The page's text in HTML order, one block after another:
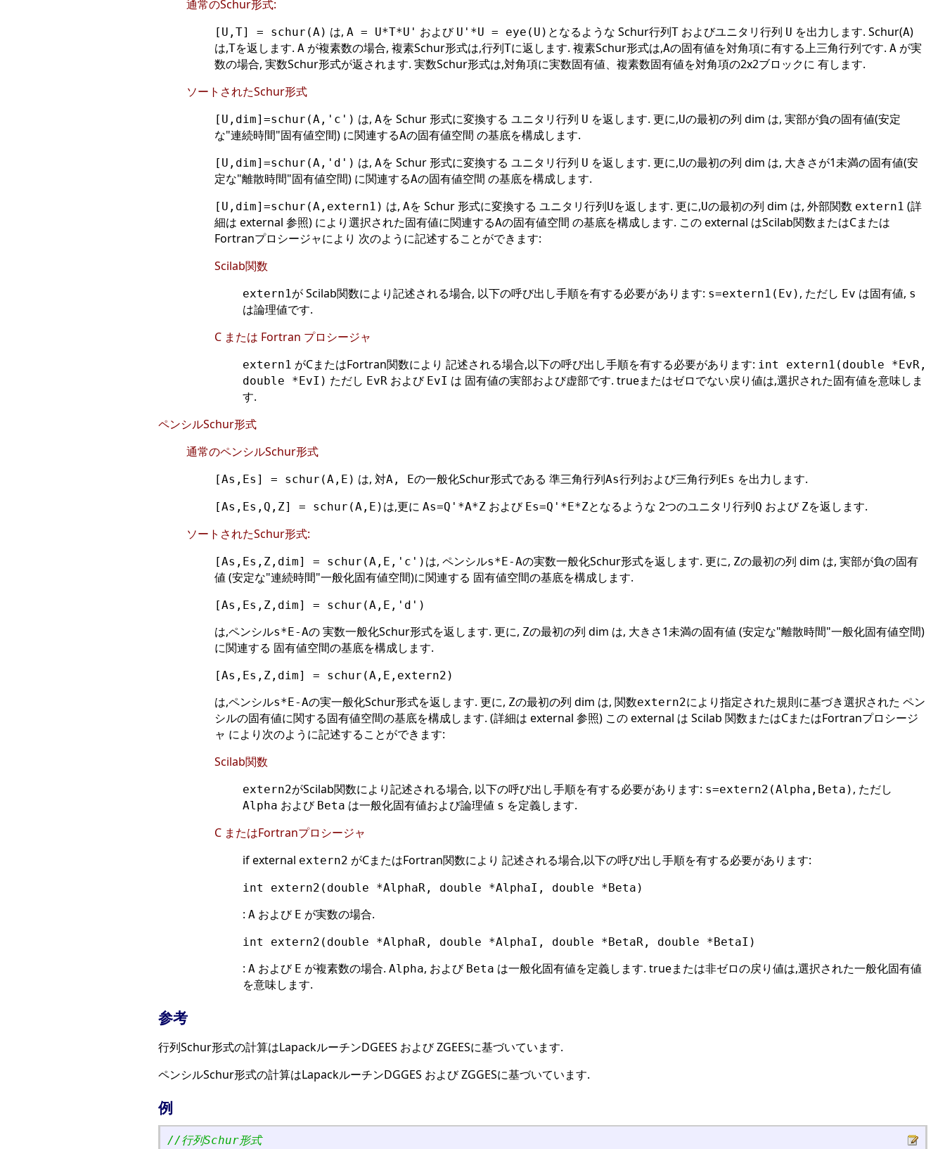
通常のSchur形式:
[U,T] = schur(A) は, A = U*T*U' および U'*U = eye(U) となるような Schur行列T およびユニタリ行列 U を出力します. Schur(A)
は,Tを返します. A が複素数の場合, 複素Schur形式は,行列Tに返します. 複素Schur形式は,Aの固有値を対角項に有する上三角行列です. A が実
数の場合, 実数Schur形式が返されます. 実数Schur形式は,対角項に実数固有値、複素数固有値を対角項の2x2ブロックに 有します.
ソートされたSchur形式
[U,dim]=schur(A,'c') は, Aを Schur 形式に変換する ユニタリ行列 U を返します. 更に,Uの最初の列 dim は, 実部が負の固有値(安定
な"連続時間"固有値空間) に関連するAの固有値空間 の基底を構成します.
[U,dim]=schur(A,'d') は, Aを Schur 形式に変換する ユニタリ行列 U を返します. 更に,Uの最初の列 dim は, 大きさが1未満の固有値(安
定な"離散時間"固有値空間) に関連するAの固有値空間 の基底を構成します.
[U,dim]=schur(A,extern1) は, Aを Schur 形式に変換する ユニタリ行列Uを返します. 更に,Uの最初の列 dim は, 外部関数 extern1 (詳
細は external 参照) により選択された固有値に関連するAの固有値空間 の基底を構成します. この external はScilab関数またはCまたは
Fortranプロシージャにより 次のように記述することができます:
Scilab関数
extern1が Scilab関数により記述される場合, 以下の呼び出し手順を有する必要があります: s=extern1(Ev) , ただし Ev は固有値, s
は論理値です.
C または Fortran プロシージャ
extern1 がCまたはFortran関数により 記述される場合,以下の呼び出し手順を有する必要があります: int extern1(double *EvR,
double *EvI) ただし EvR および EvI は 固有値の実部および虚部です. trueまたはゼロでない戻り値は,選択された固有値を意味しま
す.
ペンシルSchur形式
通常のペンシルSchur形式
[As,Es] = schur(A,E) は, 対A, Eの一般化Schur形式である 準三角行列As行列および三角行列 Es を出力します.
[As,Es,Q,Z] = schur(A,E) は,更に As=Q'*A*Z および Es=Q'*E*Zとなるような 2つのユニタリ行列Q および Zを返します.
ソートされたSchur形式:
[As,Es,Z,dim] = schur(A,E,'c') は, ペンシルs*E-Aの実数一般化Schur形式を返します. 更に, Zの最初の列 dim は, 実部が負の固有
値 (安定な"連続時間"一般化固有値空間)に関連する 固有値空間の基底を構成します.
[As,Es,Z,dim] = schur(A,E,'d')
は,ペンシルs*E-Aの 実数一般化Schur形式を返します. 更に, Zの最初の列 dim は, 大きさ1未満の固有値 (安定な"離散時間"一般化固有値空間)
に関連する 固有値空間の基底を構成します.
[As,Es,Z,dim] = schur(A,E,extern2)
は,ペンシルs*E-Aの実一般化Schur形式を返します. 更に, Zの最初の列 dim は, 関数extern2により指定された規則に基づき選択された ペン
シルの固有値に関する固有値空間の基底を構成します. (詳細は external 参照) この external は Scilab 関数またはCまたはFortranプロシージ
ャ により次のように記述することができます:
Scilab関数
extern2がScilab関数により記述される場合, 以下の呼び出し手順を有する必要があります: s=extern2(Alpha,Beta) , ただし
Alpha および Beta は一般化固有値および論理値 s を定義します.
C またはFortranプロシージャ
if external extern2 がCまたはFortran関数により 記述される場合,以下の呼び出し手順を有する必要があります:
int extern2(double *AlphaR, double *AlphaI, double *Beta)
: A および E が実数の場合.
int extern2(double *AlphaR, double *AlphaI, double *BetaR, double *BetaI)
: A および E が複素数の場合. Alpha, および Beta は一般化固有値を定義します. trueまたは非ゼロの戻り値は,選択された一般化固有値
を意味します.
参考
行列Schur形式の計算はLapackルーチンDGEES および ZGEESに基づいています.
ペンシルSchur形式の計算はLapackルーチンDGGES および ZGGESに基づいています.
例
//行列Schur形式